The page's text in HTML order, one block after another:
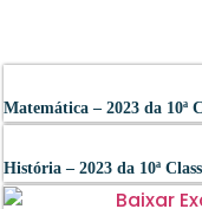
Matemática – 2023 da 10ª
História – 2023 da 10ª